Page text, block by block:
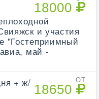
18000
и участия
"Гостеприимный
май -
ОТ
18650
+ ж/